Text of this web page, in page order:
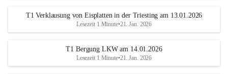
T1 Verklausung von Eisplatten in der Triesting am 13.01.2026
Lesezeit 1 Minute•21. Jan. 2026
T1 Bergung LKW am 14.01.2026
Lesezeit 1 Minute•21. Jan. 2026